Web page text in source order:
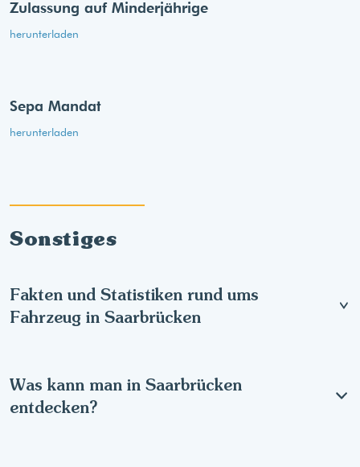
Zulassung auf Minderjährige
herunterladen
Sepa Mandat
herunterladen
Sonstiges
Fakten und Statistiken rund ums
Fahrzeug in Saarbrücken
Was kann man in Saarbrücken
entdecken?